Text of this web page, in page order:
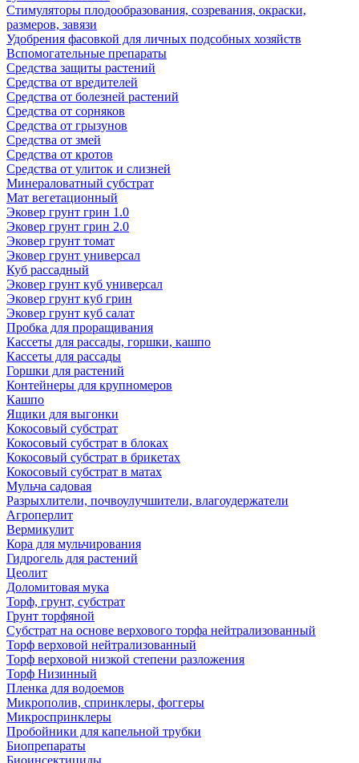
Стимуляторы плодообразования, созревания, окраски,
размеров, завязи
Удобрения фасовкой для личных подсобных хозяйств
Вспомогательные препараты
Средства защиты растений
Средства от вредителей
Средства от болезней растений
Средства от сорняков
Средства от грызунов
Средства от змей
Средства от кротов
Средства от улиток и слизней
Минераловатный субстрат
Мат вегетационный
Эковер грунт грин 1.0
Эковер грунт грин 2.0
Эковер грунт томат
Эковер грунт универсал
Куб рассадный
Эковер грунт куб универсал
Эковер грунт куб грин
Эковер грунт куб салат
Пробка для проращивания
Кассеты для рассады, горшки, кашпо
Кассеты для рассады
Горшки для растений
Контейнеры для крупномеров
Кашпо
Ящики для выгонки
Кокосовый субстрат
Кокосовый субстрат в блоках
Кокосовый субстрат в брикетах
Кокосовый субстрат в матах
Мульча садовая
Разрыхлители, почвоулучшители, влагоудержатели
Агроперлит
Вермикулит
Кора для мульчирования
Гидрогель для растений
Цеолит
Доломитовая мука
Торф, грунт, субстрат
Грунт торфяной
Субстрат на основе верхового торфа нейтрализованный
Торф верховой нейтрализованный
Торф верховой низкой степени разложения
Торф Низинный
Пленка для водоемов
Микрополив, спринклеры, фоггеры
Микроспринклеры
Пробойники для капельной трубки
Биопрепараты
Биоинсектициды